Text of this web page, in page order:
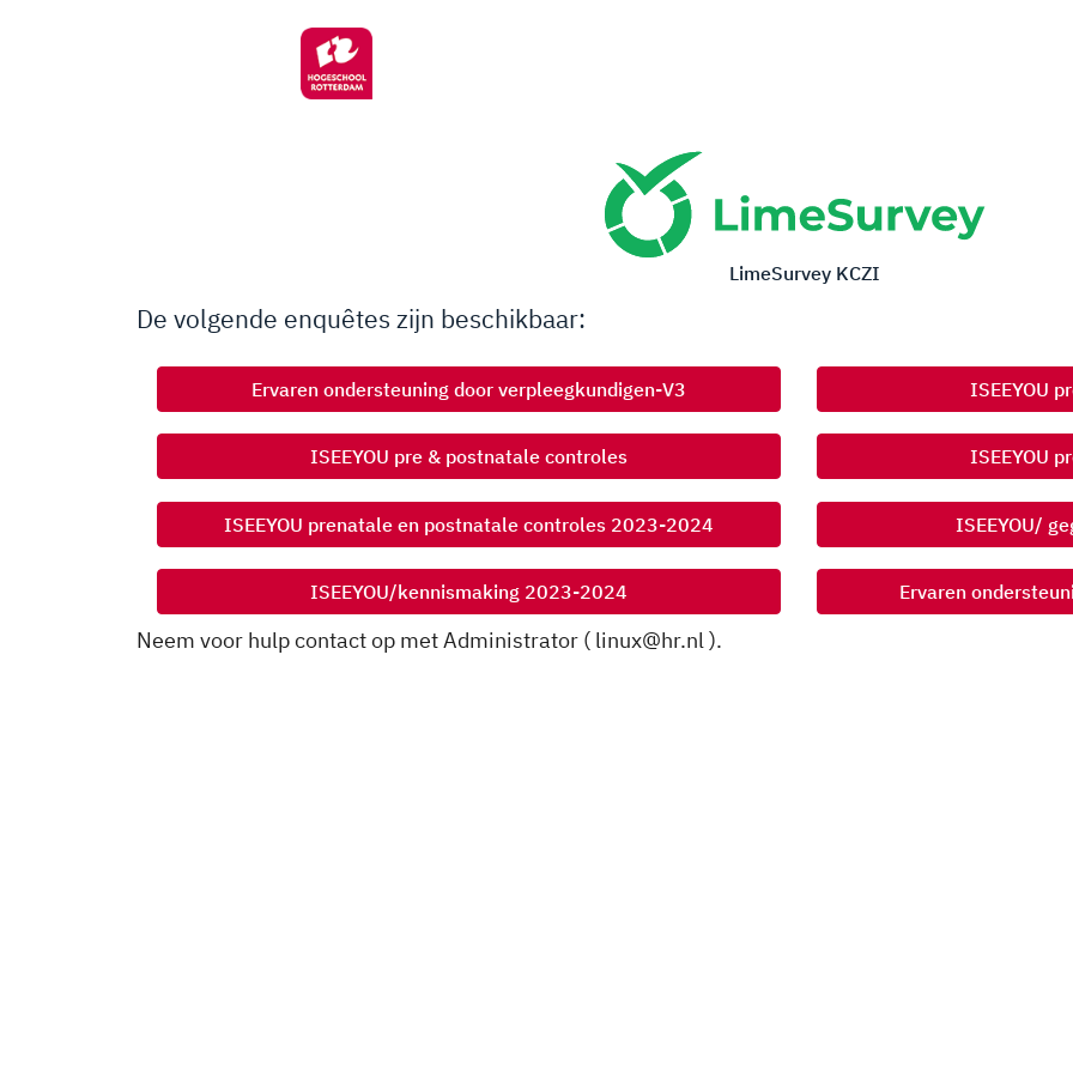
LimeSurvey KCZI
De volgende enquêtes zijn beschikbaar:
Ervaren ondersteuning door verpleegkundigen-V3 ISEEYOU
ISEEYOU pre & postnatale controles ISEEYOU
ISEEYOU prenatale en postnatale controles 2023-2024 ISEEYOU/
ISEEYOU/kennismaking 2023-2024 Ervaren
Neem voor hulp contact op met Administrator ( linux@hr.nl ).